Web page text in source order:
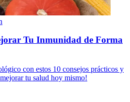
Tu Inmunidad de Forma
con estos 10 consejos prácticos y
tu salud hoy mismo!